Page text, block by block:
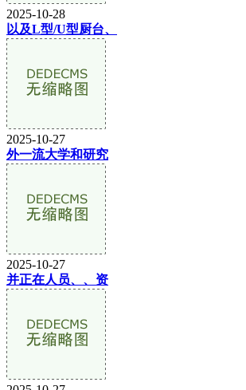
2025-10-28
以及L型/U型厨台、
2025-10-27
外一流大学和研究
2025-10-27
并正在人员、、资